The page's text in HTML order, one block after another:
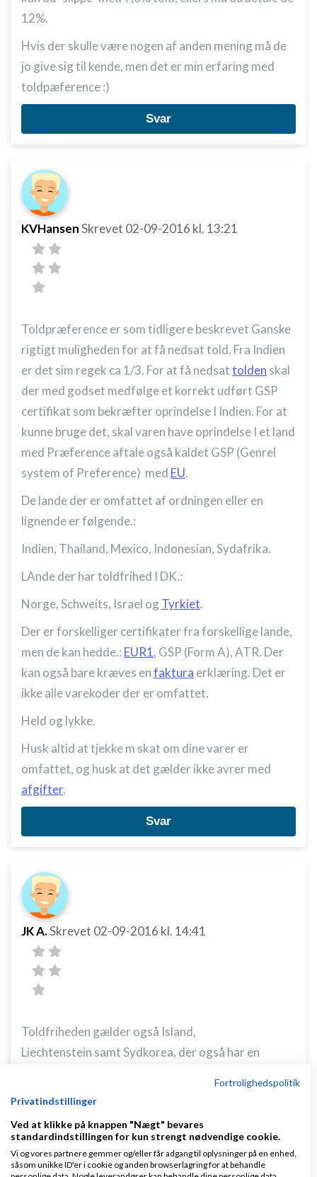
12%.
Hvis der skulle være nogen af anden mening må de
jo give sig til kende, men det er min erfaring med
toldpæference :)
Svar
KVHansenSkrevet 02-09-2016 kl. 13:21
Toldpræference er som tidligere beskrevet Ganske
rigtigt muligheden for at få nedsat told. Fra Indien
er det sim regek ca 1/3. For at få nedsattolden skal
der med godset medfølge et korrekt udført GSP
certifikat som bekræfter oprindelse I Indien. For at
kunne bruge det, skal varen have oprindelse I et land
med Præference aftale også kaldet GSP (Genrel
system of Preference) med EU.
De lande der er omfattet af ordningen eller en
lignende er følgende.:
Indien, Thailand, Mexico, Indonesian, Sydafrika.
LAnde der har toldfrihed I DK.:
Norge, Schweits, Israel og Tyrkiet.
Der er forskelliger certifikater fra forskellige lande,
men de kan hedde.: EUR1, GSP (Form A), ATR. Der
kan også bare kræves enfaktura erklæring. Det er
ikke alle varekoder der er omfattet.
Held og lykke.
Husk altid at tjekke m skat om dine varer er
omfattet, og husk at det gælder ikke avrer med
afgifter.
Svar
JK A.Skrevet 02-09-2016 kl. 14:41
Toldfriheden gælder også Island,
Liechtenstein samt Sydkorea, der også har en
Fortrolighedspolitik
Privatindstillinger
Ved at klikke på knappen "Nægt" bevares
standardindstillingen for kun strengt nødvendige cookie.
Vi og vores partnere gemmer og/eller får adgang til oplysninger på en enhed,
såsom unikke ID'er i cookie og anden browserlagring for at behandle